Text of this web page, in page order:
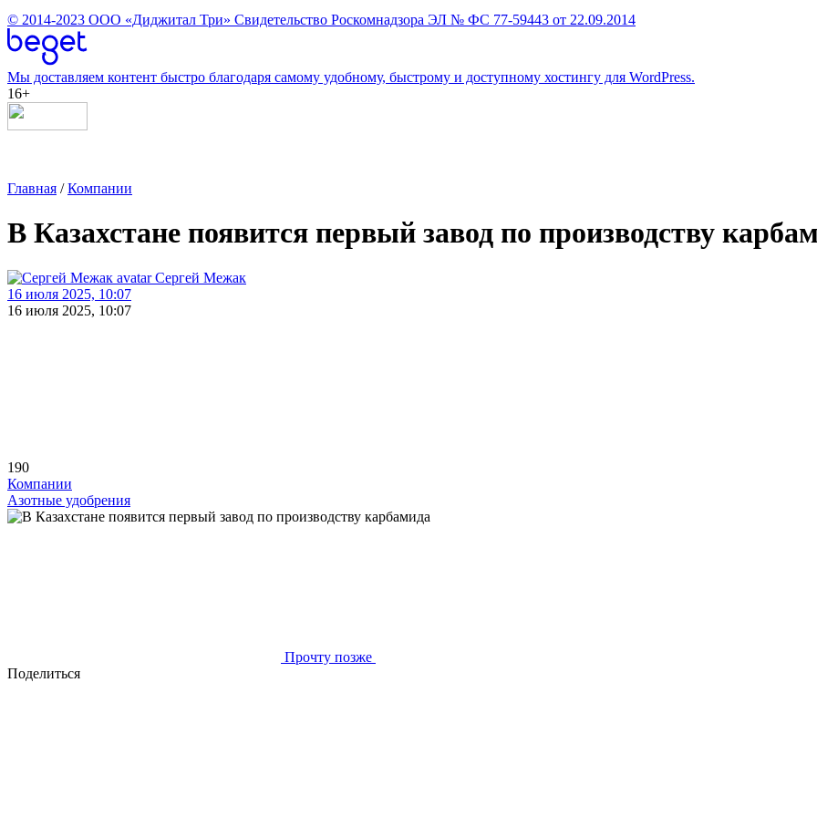
© 2014-2023 ООО «Диджитал Три» Свидетельство Роскомнадзора ЭЛ № ФС 77-59443 от 22.09.2014
Мы доставляем контент быстро благодаря самому удобному, быстрому и доступному хостингу для WordPress.
16+
Главная /Компании
В Казахстане появится первый завод по производству
Сергей Межак
16 июля 2025, 10:07
16 июля 2025, 10:07
190
Компании
Азотные удобрения
Прочту позже
Поделиться